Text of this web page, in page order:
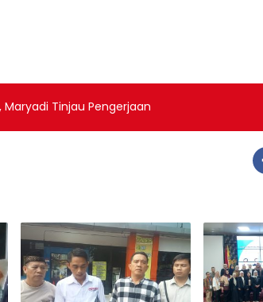
Maryadi Tinjau Pengerjaan